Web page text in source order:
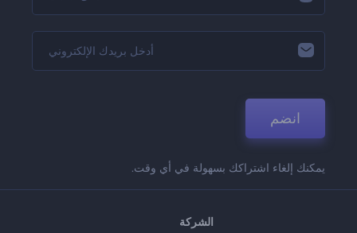
انضم
يمكنك إلغاء اشتراكك بسهولة في أي وقت.
الشركة